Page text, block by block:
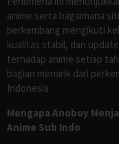
anime serta bagaimana
berkembang mengikuti
kualitas stabil, dan
terhadap anime setiap
bagian menarik dari
Indonesia.
Mengapa Anoboy
Anime Sub Indo